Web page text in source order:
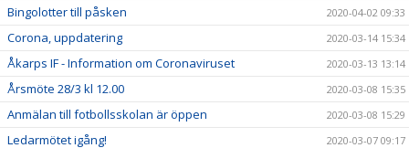
Bingolotter till påsken 2020-04-02 09:33
Corona, uppdatering 2020-03-14 15:34
Åkarps IF - Information om Coronaviruset 2020-03-13 13:14
Årsmöte 28/3 kl 12.00 2020-03-08 15:35
Anmälan till fotbollsskolan är öppen 2020-03-08 15:29
Ledarmötet igång! 2020-03-07 09:17